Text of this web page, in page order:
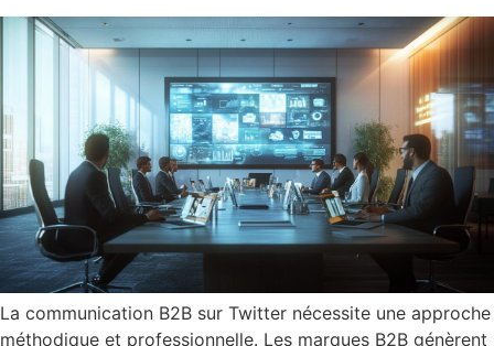
La communication B2B sur Twitter nécessite une approche
méthodique et professionnelle. Les marques B2B génèrent